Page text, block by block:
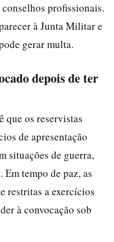
profissionais.
à Junta Militar e
gerar multa.
depois de ter
os reservistas
de apresentação
situações de guerra,
Em tempo de paz, as
restritas a exercícios
à convocação sob